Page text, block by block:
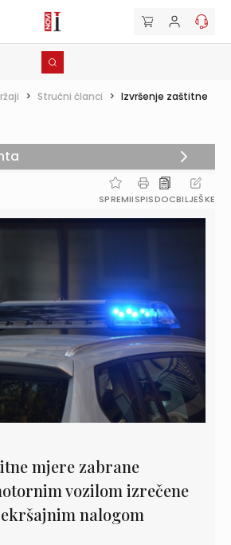
> Stručni članci > Izvršenje zaštitne
SPREMIISPISDOCBILJEŠKE
mjere zabrane
vozilom izrečene
nalogom